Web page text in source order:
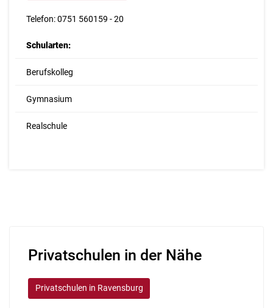
Telefon: 0751 560159 - 20
Schularten:
Berufskolleg
Gymnasium
Realschule
Privatschulen in der Nähe
Privatschulen in Ravensburg